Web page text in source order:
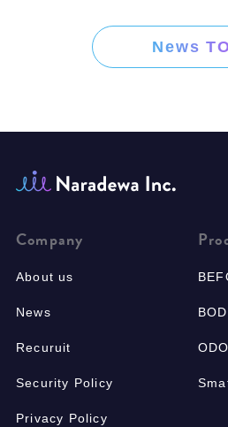
News
Company
About us
News
Recuruit
Security Policy
Privacy Policy